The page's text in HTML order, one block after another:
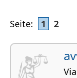
Seite: 1 2